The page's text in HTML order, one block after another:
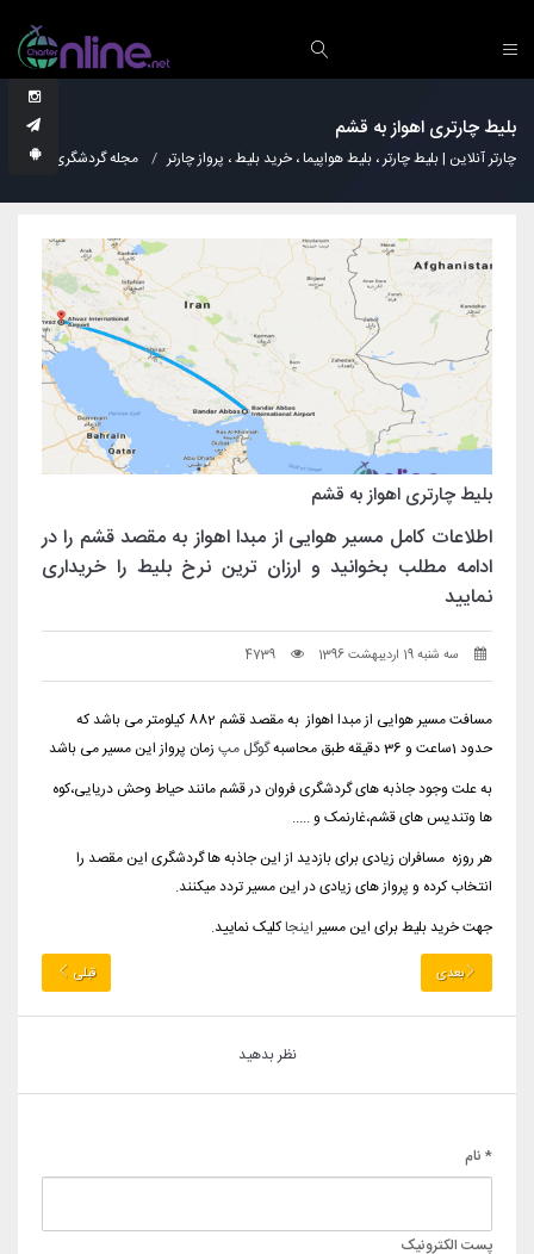
بلیط چارتری اهواز به قشم
چارتر آنلاین | بلیط چارتر ، بلیط هواپیما ، خرید بلیط ، پرواز چارتر مجله گردشگری
بلیط چارتری اهواز به قشم
اطلاعات کامل مسیر هوایی از مبدا اهواز به مقصد قشم را در
ادامه مطلب بخوانید و ارزان ترین نرخ بلیط را خریداری
نمایید
سه شنبه 19 اردیبهشت 1396 4739
مسافت مسیر هوایی از مبدا اهواز به مقصد قشم 882 کیلومتر می باشد که
حدود 1ساعت و 36 دقیقه طبق محاسبه
گوگل مپ زمان پرواز این مسیر می باشد
به علت وجود جاذبه های گردشگری فروان در قشم مانند حیاط وحش دریایی،کوه
ها وتندیس های قشم،غارنمک و .....
هر روزه مسافران زیادی برای بازدید از این جاذبه ها گردشگری این مقصد را
انتخاب کرده و پرواز های زیادی در این مسیر تردد میکنند.
جهت خرید بلیط برای این مسیراینجاکلیک نمایید.
بعدی قبلی
نظر بدهید
* نام
پست الکترونیک